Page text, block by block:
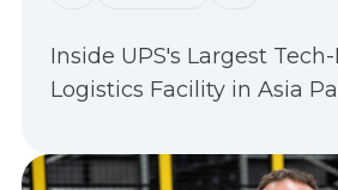
Inside UPS's Largest
Logistics Facility in Asia